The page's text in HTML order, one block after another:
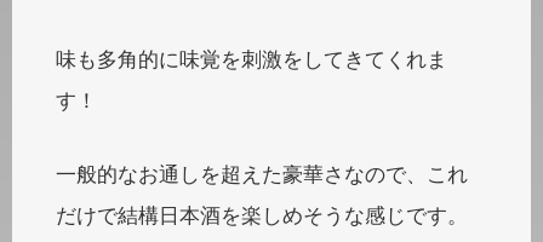
味も多角的に味覚を刺激をしてきてくれま
す！
一般的なお通しを超えた豪華さなので、これ
だけで結構日本酒を楽しめそうな感じです。